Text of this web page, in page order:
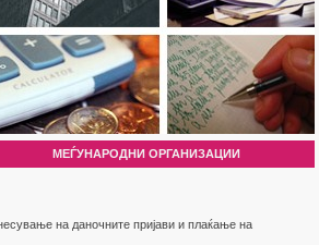
МЕЃУНАРОДНИ ОРГАНИЗАЦИИ
на даночните пријави и плаќање на